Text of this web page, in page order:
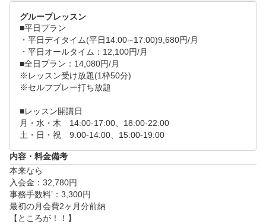
。
3.体験お疲れさまでした！
ワイズワンゴルフスクエアでは体験レッスンと同じく
お一人お一人に合わせたカリキュラムでレッスンを行
い、ご都合の良い時間に自分のペースで通えます♪
■レッスンタイムスケジュール
月水木　14:00-21:50 (毎時00分スタート・17:00~17:5
0除く)
土日　　9:00~18:50（毎時00分スタート・14:00~14:5
0除く)
グループレッスン
■平日プラン
・平日デイタイム(平日14:00∼17:00)9,680円/月
・平日オールタイム：12,100円/月
■全日プラン：14,080円/月
※レッスン受け放題(1枠50分)
※セルフプレー打ち放題
■レッスン開講日
月・水・木　14:00-17:00、18:00-22:00
土・日・祝　9:00-14:00、15:00-19:00
内容・料金備考
本来なら
入会金：32,780円
事務手数料’：3,300円
最初の月会費2ヶ月分前納
【ところが！！】